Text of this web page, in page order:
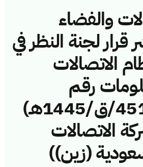
والفضاء
قرار لجنة النظر في
الاتصالات
رقم
(451141216/ق/1445هـ)
الاتصالات
(زين))